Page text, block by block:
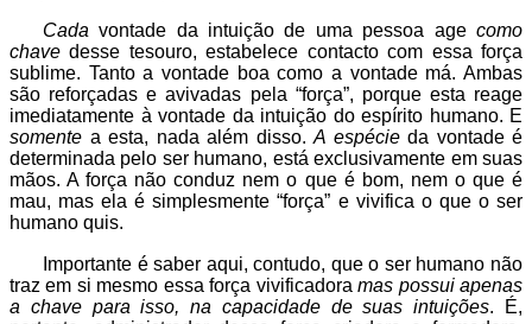
Cadavontade da intuição de uma pessoa agecomo
chavedesse tesouro, estabelece contacto com essa força
sublime. Tanto a vontade boa como a vontade má. Ambas
são reforçadas e avivadas pela “força”, porque esta reage
imediatamente à vontade da intuição do espírito humano. E
somente a esta, nada além disso. A espécie da vontade é
determinada pelo ser humano, está exclusivamente em suas
mãos. A força não conduz nem o que é bom, nem o que é
mau, mas ela é simplesmente “força” e vivifica o que o ser
humano quis.
Importante é saber aqui, contudo, que o ser humano não
traz em si mesmo essa força vivificadoramas possui apenas
a chave para isso, na capacidade de suas intuições. É,